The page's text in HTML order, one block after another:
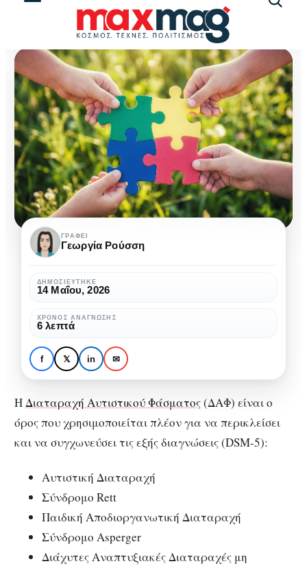
Η συννοσηρότητα στη
ΔΑΦ
συννοσηρότητα
στη
ΔΑΦ
ΓΡΆΦΕΙ
Γεωργία Ρούσση
ΔΗΜΟΣΙΕΎΤΗΚΕ
14 Μαΐου, 2026
ΧΡΌΝΟΣ ΑΝΆΓΝΩΣΗΣ
6 λεπτά
f 𝕏 in ✉
ΗΔιαταραχή Αυτιστικού Φάσματος(ΔΑΦ) είναι ο
όρος που χρησιμοποιείται πλέον για να περικλείσει
και να συγχωνεύσει τις εξής διαγνώσεις (DSM-5):
Αυτιστική Διαταραχή
Σύνδρομο Rett
Παιδική Αποδιοργανωτική Διαταραχή
Σύνδρομο Asperger
Διάχυτες Αναπτυξιακές Διαταραχές μη